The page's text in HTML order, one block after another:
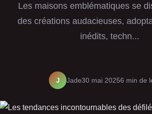
Les maisons emblématiques se
des créations audacieuses,
inédits, techn...
J Jade30 mai 20256 min de